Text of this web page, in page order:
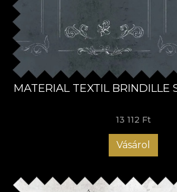
MATERIAL TEXTIL BRINDILLE
13 112 Ft
Vásárol